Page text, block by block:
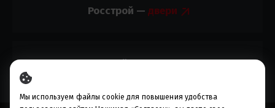
Росстрой —
Росстрой —
Мы используем файлы cookie для повышения удобства